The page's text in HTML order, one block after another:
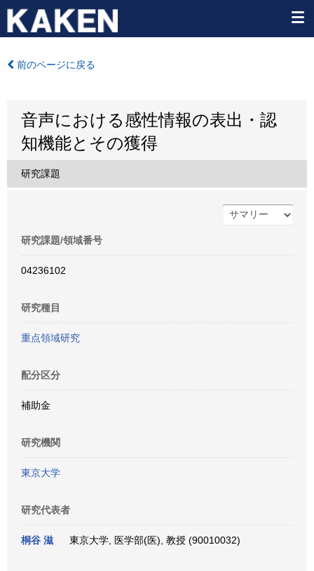
前のページに戻る
音声における感性情報の表出・認
知機能とその獲得
研究課題
研究課題/領域番号
04236102
研究種目
重点領域研究
配分区分
補助金
研究機関
東京大学
研究代表者
桐谷 滋 東京大学, 医学部(医), 教授 (90010032)